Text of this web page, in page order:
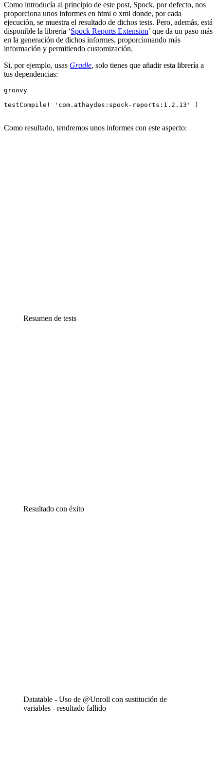
Como introducía al principio de este post, Spock, por defecto, nos
proporciona unos informes en html o xml donde, por cada
ejecución, se muestra el resultado de dichos tests. Pero, además, está
disponible la librería ‘Spock Reports Extension’ que da un paso más
en la generación de dichos informes, proporcionando más
información y permitiendo customización.
Si, por ejemplo, usas Gradle, solo tienes que añadir esta librería a
tus dependencias:
groovy
testCompile( 'com.athaydes:spock-reports:1.2.13' )
Como resultado, tendremos unos informes con este aspecto:
Resumen de tests
Resultado con éxito
Datatable - Uso de @Unroll con sustitución de
variables - resultado fallido